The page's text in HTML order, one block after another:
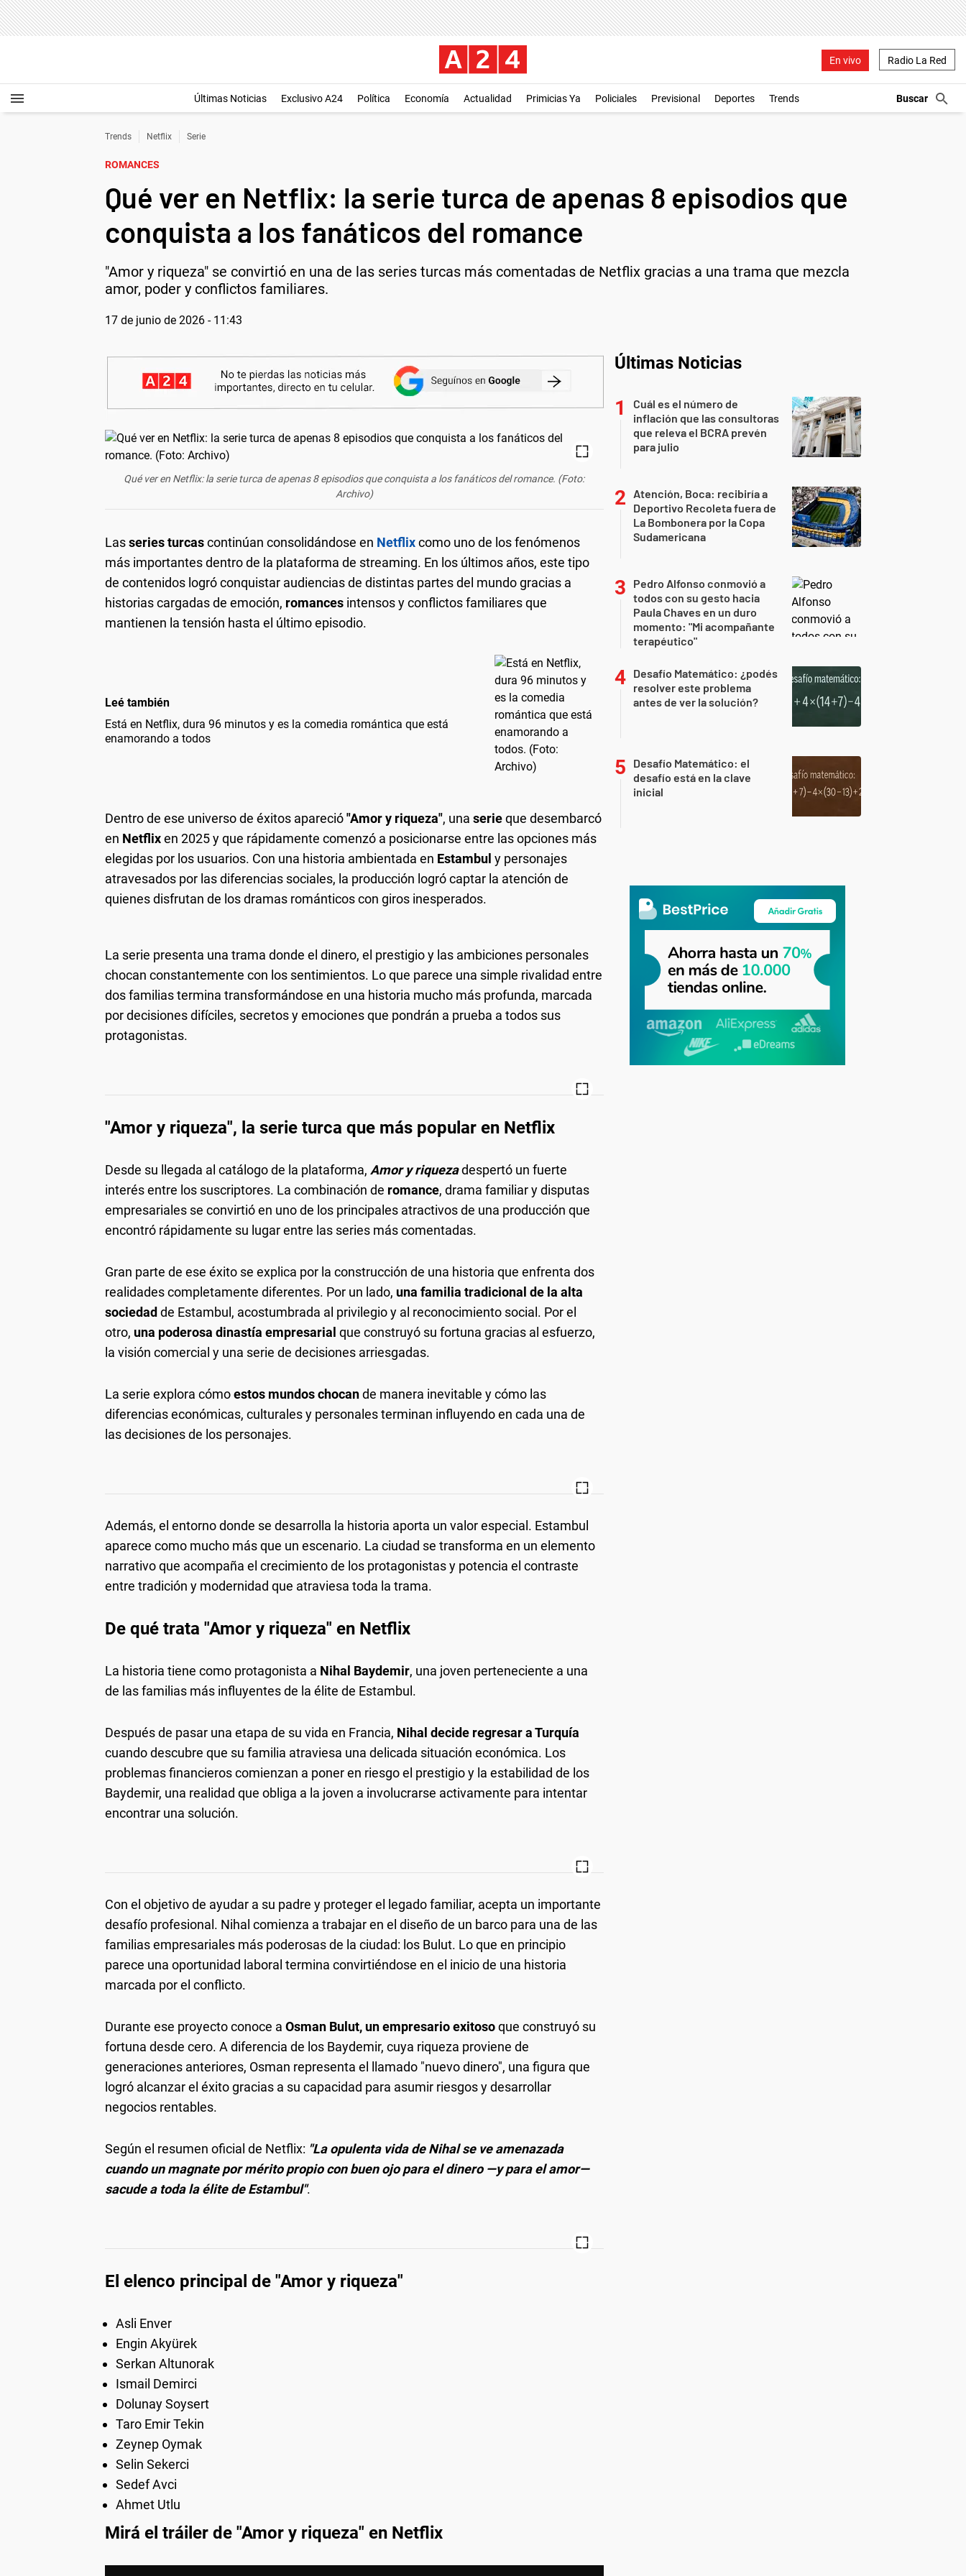
En vivo Radio La Red
Últimas Noticias Exclusivo A24 Política Economía Actualidad Primicias Ya Policiales Previsional Deportes Trends
Trends Netflix Serie
ROMANCES
Qué ver en Netflix: la serie turca de apenas 8 episodios que
conquista a los fanáticos del romance
"Amor y riqueza" se convirtió en una de las series turcas más comentadas de Netflix gracias a una trama que mezcla
amor, poder y conflictos familiares.
17 de junio de 2026 - 11:43
Qué ver en Netflix: la serie turca de apenas 8 episodios que conquista a los fanáticos del romance. (Foto:
Archivo)
Lasseries turcascontinúan consolidándose en Netflixcomo uno de los fenómenos
más importantes dentro de la plataforma de streaming. En los últimos años, este tipo
de contenidos logró conquistar audiencias de distintas partes del mundo gracias a
historias cargadas de emoción, romances intensos y conflictos familiares que
mantienen la tensión hasta el último episodio.
Leé también
Está en Netflix, dura 96 minutos y es la comedia romántica que está
enamorando a todos
Dentro de ese universo de éxitos apareció"Amor y riqueza", una serieque desembarcó
en Netflixen 2025 y que rápidamente comenzó a posicionarse entre las opciones más
elegidas por los usuarios. Con una historia ambientada en Estambul y personajes
atravesados por las diferencias sociales, la producción logró captar la atención de
quienes disfrutan de los dramas románticos con giros inesperados.
La serie presenta una trama donde el dinero, el prestigio y las ambiciones personales
chocan constantemente con los sentimientos. Lo que parece una simple rivalidad entre
dos familias termina transformándose en una historia mucho más profunda, marcada
por decisiones difíciles, secretos y emociones que pondrán a prueba a todos sus
protagonistas.
"Amor y riqueza", la serie turca que más popular en Netflix
Desde su llegada al catálogo de la plataforma, Amor y riquezadespertó un fuerte
interés entre los suscriptores. La combinación de romance, drama familiar y disputas
empresariales se convirtió en uno de los principales atractivos de una producción que
encontró rápidamente su lugar entre las series más comentadas.
Gran parte de ese éxito se explica por la construcción de una historia que enfrenta dos
realidades completamente diferentes. Por un lado, una familia tradicional de la alta
sociedad de Estambul, acostumbrada al privilegio y al reconocimiento social. Por el
otro, una poderosa dinastía empresarial que construyó su fortuna gracias al esfuerzo,
la visión comercial y una serie de decisiones arriesgadas.
La serie explora cómoestos mundos chocande manera inevitable y cómo las
diferencias económicas, culturales y personales terminan influyendo en cada una de
las decisiones de los personajes.
Además, el entorno donde se desarrolla la historia aporta un valor especial. Estambul
aparece como mucho más que un escenario. La ciudad se transforma en un elemento
narrativo que acompaña el crecimiento de los protagonistas y potencia el contraste
entre tradición y modernidad que atraviesa toda la trama.
De qué trata "Amor y riqueza" en Netflix
La historia tiene como protagonista a Nihal Baydemir, una joven perteneciente a una
de las familias más influyentes de la élite de Estambul.
Después de pasar una etapa de su vida en Francia, Nihal decide regresar a Turquía
cuando descubre que su familia atraviesa una delicada situación económica. Los
problemas financieros comienzan a poner en riesgo el prestigio y la estabilidad de los
Baydemir, una realidad que obliga a la joven a involucrarse activamente para intentar
encontrar una solución.
Con el objetivo de ayudar a su padre y proteger el legado familiar, acepta un importante
desafío profesional. Nihal comienza a trabajar en el diseño de un barco para una de las
familias empresariales más poderosas de la ciudad: los Bulut. Lo que en principio
parece una oportunidad laboral termina convirtiéndose en el inicio de una historia
marcada por el conflicto.
Durante ese proyecto conoce a Osman Bulut, un empresario exitosoque construyó su
fortuna desde cero. A diferencia de los Baydemir, cuya riqueza proviene de
generaciones anteriores, Osman representa el llamado "nuevo dinero", una figura que
logró alcanzar el éxito gracias a su capacidad para asumir riesgos y desarrollar
negocios rentables.
Según el resumen oficial de Netflix: "La opulenta vida de Nihal se ve amenazada
cuando un magnate por mérito propio con buen ojo para el dinero —y para el amor—
sacude a toda la élite de Estambul".
El elenco principal de "Amor y riqueza"
Asli Enver
Engin Akyürek
Serkan Altunorak
Ismail Demirci
Dolunay Soysert
Taro Emir Tekin
Zeynep Oymak
Selin Sekerci
Sedef Avci
Ahmet Utlu
Mirá el tráiler de "Amor y riqueza" en Netflix
Últimas Noticias
Cuál es el número de
inflación que las consultoras
que releva el BCRA prevén
para julio
Atención, Boca: recibiría a
Deportivo Recoleta fuera de
La Bombonera por la Copa
Sudamericana
Pedro Alfonso conmovió a
todos con su gesto hacia
Paula Chaves en un duro
momento: "Mi acompañante
terapéutico"
Desafío Matemático: ¿podés
resolver este problema
antes de ver la solución?
Desafío Matemático: el
desafío está en la clave
inicial